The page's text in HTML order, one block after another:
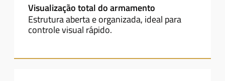
Visualização total do armamento
Estrutura aberta e organizada, ideal para
controle visual rápido.